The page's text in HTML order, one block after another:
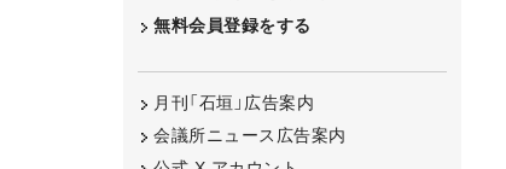
無料会員登録をする
月刊「石垣」広告案内
会議所ニュース広告案内